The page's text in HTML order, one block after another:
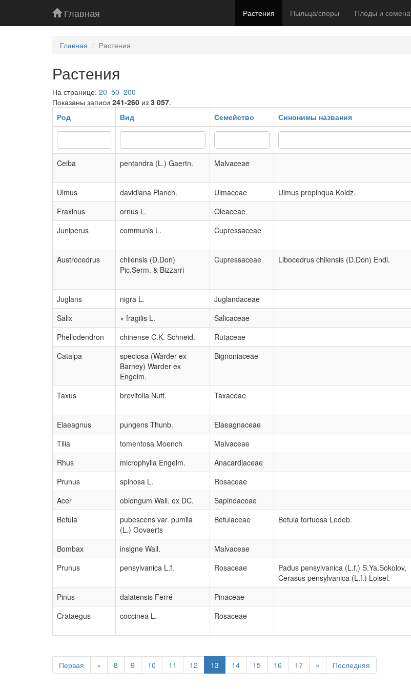
Главная Растения Пыльца/споры Плоды и семена
Главная Растения
Растения
На странице: 20 50 200
Показаны записи 241-260 из 3 057.
Род
Вид Семейство Синонимы названия
Ceiba pentandra (L.) Gaertn. Malvaceae
Ulmus davidiana Planch. Ulmaceae Ulmus propinqua Koidz.
Fraxinus
ornus L. Oleaceae
Juniperus
communis L. Cupressaceae
Austrocedrus
chilensis (D.Don)
Pic.Serm. & Bizzarri
Cupressaceae Libocedrus chilensis (D.Don) Endl.
Juglans nigra L. Juglandaceae
Salix
× fragilis L. Salicaceae
Phellodendron
chinense C.K. Schneid. Rutaceae
Catalpa
speciosa (Warder ex
Barney) Warder ex
Engelm.
Bignoniaceae
Taxus brevifolia Nutt. Taxaceae
Elaeagnus pungens Thunb. Elaeagnaceae
Tilia
tomentosa Moench Malvaceae
Rhus
microphylla Engelm. Anacardiaceae
Prunus
spinosa L. Rosaceae
Acer
oblongum Wall. ex DC. Sapindaceae
Betula
pubescens var. pumila
(L.) Govaerts
Betulaceae Betula tortuosa Ledeb.
Bombax insigne Wall. Malvaceae
Prunus
pensylvanica L.f. Rosaceae
Padus pensylvanica (L.f.) S.Ya.Sokolov,
Cerasus pensylvanica (L.f.) Loisel.
Pinus dalatensis Ferré Pinaceae
Crataegus
coccinea L. Rosaceae
Первая « 8 9 10 11 12 13 14 15 16 17 » Последняя